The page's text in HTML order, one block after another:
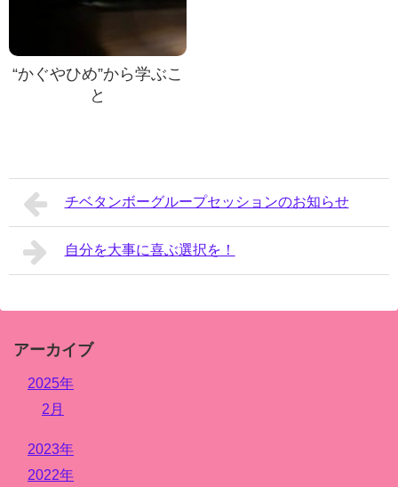
“かぐやひめ”から学ぶこ
と
チベタンボーグループセッションのお知らせ
自分を大事に喜ぶ選択を！
アーカイブ
2025年
2月
2023年
2022年